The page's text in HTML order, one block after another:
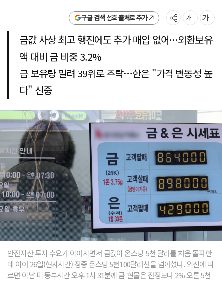
구글 검색 선호 출처로 추가
금값 사상 최고 행진에도 추가 매입 없어…외환보유
액 대비 금 비중 3.2%
금 보유량 밀려 39위로 추락…한은 "가격 변동성 높
다" 신중
안전자산 투자 수요가 이어지면서 금값이 온스당 5천 달러를 처음 돌파한
데 이어 26일(현지시간) 장중 온스당 5천100달러선을 넘어섰다. 외신에 따
르면 이날 미 동부시간 오후 1시 31분께 금 현물은 전장보다 2% 오른 5천